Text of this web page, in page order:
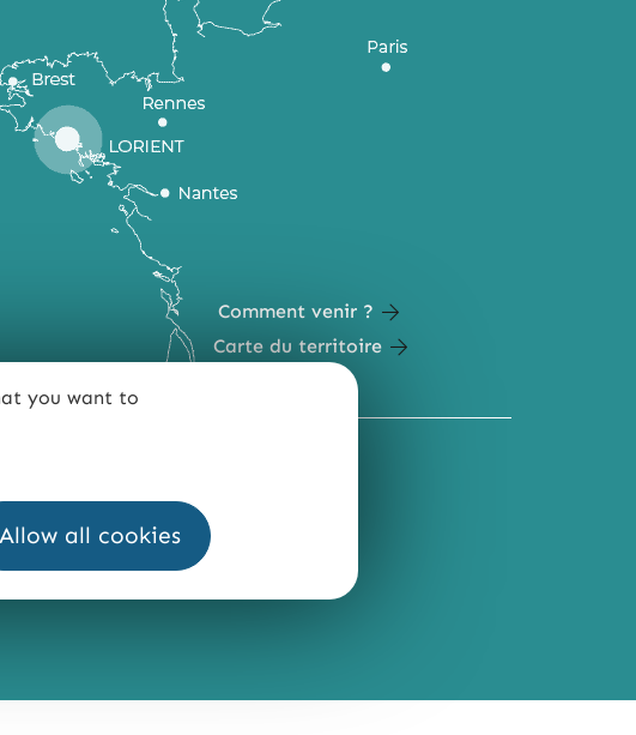
you want to
Allow all cookies
Comment venir ?
Carte du territoire